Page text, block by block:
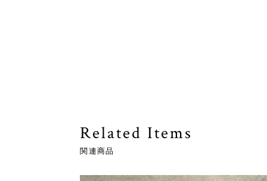
Related Items
関連商品